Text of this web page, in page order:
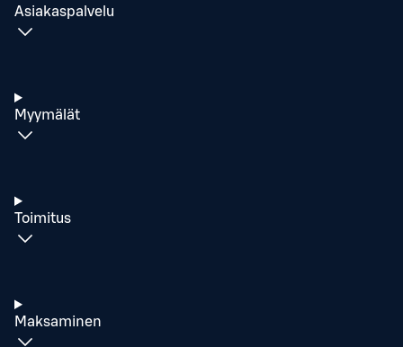
Asiakaspalvelu
Myymälät
Toimitus
Maksaminen